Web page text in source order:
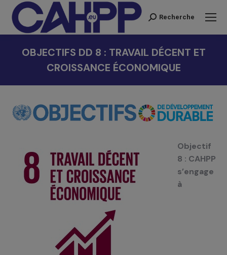
Recherche
Recherche
OBJECTIFS DD 8 : TRAVAIL DÉCENT ET
CROISSANCE ÉCONOMIQUE
Objectif
8 : CAHPP
s’engage
à